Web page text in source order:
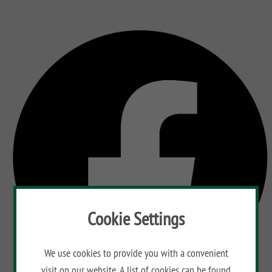
Cookie Settings
We use cookies to provide you with a convenient